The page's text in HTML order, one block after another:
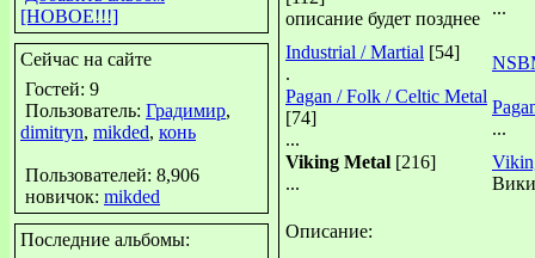
[НОВОЕ!!!]
Сейчас на сайте
Гостей: 9
Пользователь: Градимир,
dimitryn, mikded, конь
Пользователей: 8,906
новичок: mikded
Последние альбомы:
описание будет позднее
...
Industrial / Martial [54]
.
Pagan / Folk / Celtic Metal
[74]
...
...
Viking Metal [216]
...
Описание: